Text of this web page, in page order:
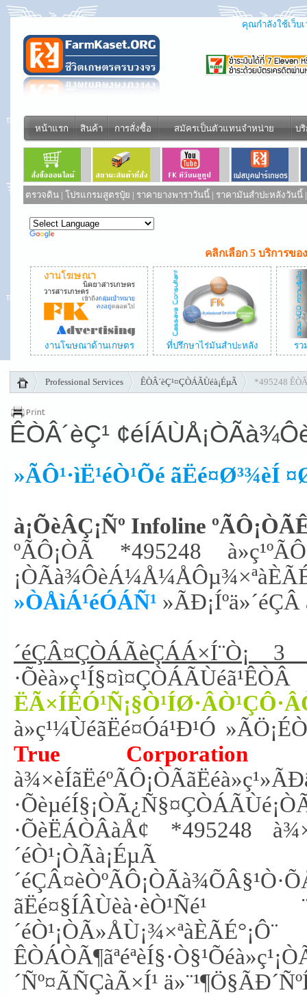
คุณกำลังใช้เว็บ
หน้าแรก สินค้า การสั่งซื้อ สมัครเป็นตัวแทนจำหน่าย บ
ตรวจดิน | โปรแกรมสูตรปุ๋ย | ราคายางพาราวันนี้ | ราคามันสำปะหลังวันนี้
คลิกเลือก 5 บริการขอ
งานโฆษณาด้านเกษตร ที่ปรึกษาไร่มันสำปะหลัง รว
Professional Services ÊÒÂ´èÇ¹¤ÇÒÁÃÙéà¡ÉµÃ *495248
ÊÒÂ´èÇ¹
»ÃÔ¹·ìË¹éÒ¹Õé ãËé¤Ø³¾èÍ
à¡ÕèÂÇ¡Ñº Infoline
ºÃÔ¡ÒÃ *495248
»ÒÅìÁ¹éÓÁÑ¹
´éÇÂ¤ÇÒÁÃèÇÁÁ×Í¨Ò¡ 3
à»ç¹¼ÙéãËé¤Óá¹Ð¹Ó
True Corporation
·ÕèËÁÒÂàÅ¢ *495248
´éÒ¹¡ÒÃà¡ÉµÃ
ãËé¤§ÍÂÙèà·èÒ¹Ñé¹
´éÒ¹¡ÒÃ»ÅÙ¡¾×ªàÈÃÉ°¡Ô¨
´Ñº¤ÃÑÇàÃ×Í¹